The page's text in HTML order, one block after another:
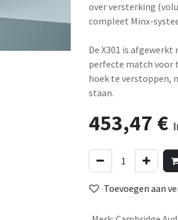
over versterking
compleet Minx-
De X301 is
perfecte match voor
hoek te verstoppen,
staan.
453,47 €
Toevoegen aan